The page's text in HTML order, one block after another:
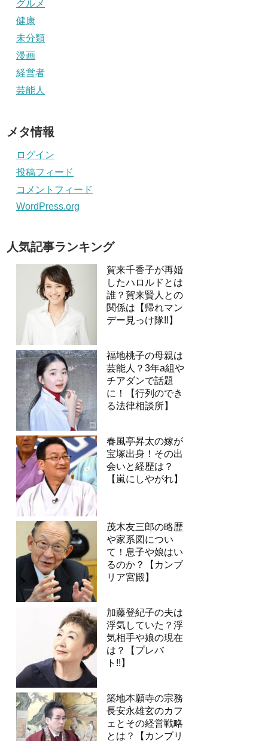
グルメ
健康
未分類
漫画
経営者
芸能人
メタ情報
ログイン
投稿フィード
コメントフィード
WordPress.org
人気記事ランキング
賀来千香子が再婚
したハロルドとは
誰？賀来賢人との
関係は【帰れマン
デー見っけ隊!!】
福地桃子の母親は
芸能人？3年a組や
チアダンで話題
に！【行列のでき
る法律相談所】
春風亭昇太の嫁が
宝塚出身！その出
会いと経歴は？
【嵐にしやがれ】
茂木友三郎の略歴
や家系図につい
て！息子や娘はい
るのか？【カンブ
リア宮殿】
加藤登紀子の夫は
浮気していた？浮
気相手や娘の現在
は？【プレバ
ト!!】
築地本願寺の宗務
長安永雄玄のカフ
ェとその経営戦略
とは？【カンブリ